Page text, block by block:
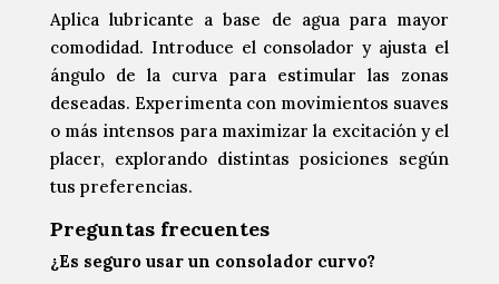
Aplica lubricante a base de agua para mayor
comodidad. Introduce el consolador y ajusta el
ángulo de la curva para estimular las zonas
deseadas. Experimenta con movimientos suaves
o más intensos para maximizar la excitación y el
placer, explorando distintas posiciones según
tus preferencias.
Preguntas frecuentes
¿Es seguro usar un consolador curvo?